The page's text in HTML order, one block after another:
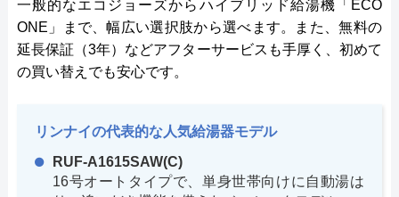
一般的なエコジョーズからハイブリッド給湯機「ECO
ONE」まで、幅広い選択肢から選べます。また、無料の
延長保証（3年）などアフターサービスも手厚く、初めて
の買い替えでも安心です。
リンナイの代表的な人気給湯器モデル
RUF-A1615SAW(C)
16号オートタイプで、単身世帯向けに自動湯は